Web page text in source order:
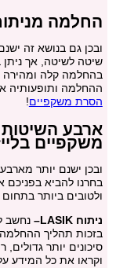
החלמה
ובכן גם בנושא זה
שיטה לשיטה, אך ניתן
בהחלמה קלה ומהירה
ההחלמה ותופעותיה
הסרת משקפיים!
ארבע השיטות
משקפיים
ובכן ישנם יותר
בחרנו להביא
ולטובים ביותר
ניתוחLASIK
–נחשב
בזכות תהליך
סיכונים יותר
וקראו את כל המידע